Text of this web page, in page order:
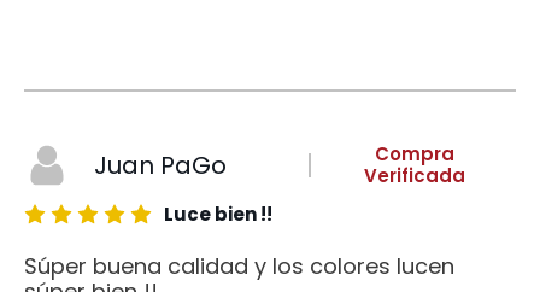
Juan PaGo
Compra
Verificada
Luce bien !!
Súper buena calidad y los colores lucen